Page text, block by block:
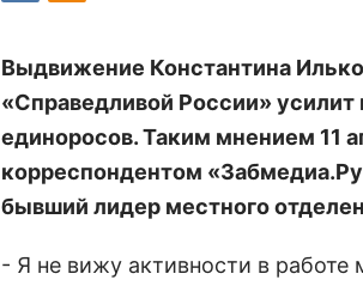
Выдвижение Константина
«Справедливой России» усилит
единоросов. Таким мнением 11
корреспондентом
бывший лидер местного
- Я не вижу активности в работе